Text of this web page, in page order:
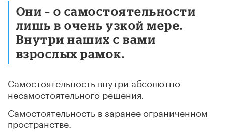
Они – о самостоятельности
лишь в очень узкой мере.
Внутри наших с вами
взрослых рамок.
Самостоятельность внутри абсолютно
несамостоятельного решения.
Самостоятельность в заранее ограниченном
пространстве.